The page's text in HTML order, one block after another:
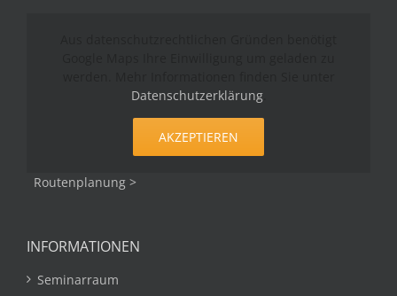
Datenschutzerklärung.
AKZEPTIEREN
Routenplanung >
INFORMATIONEN
Seminarraum